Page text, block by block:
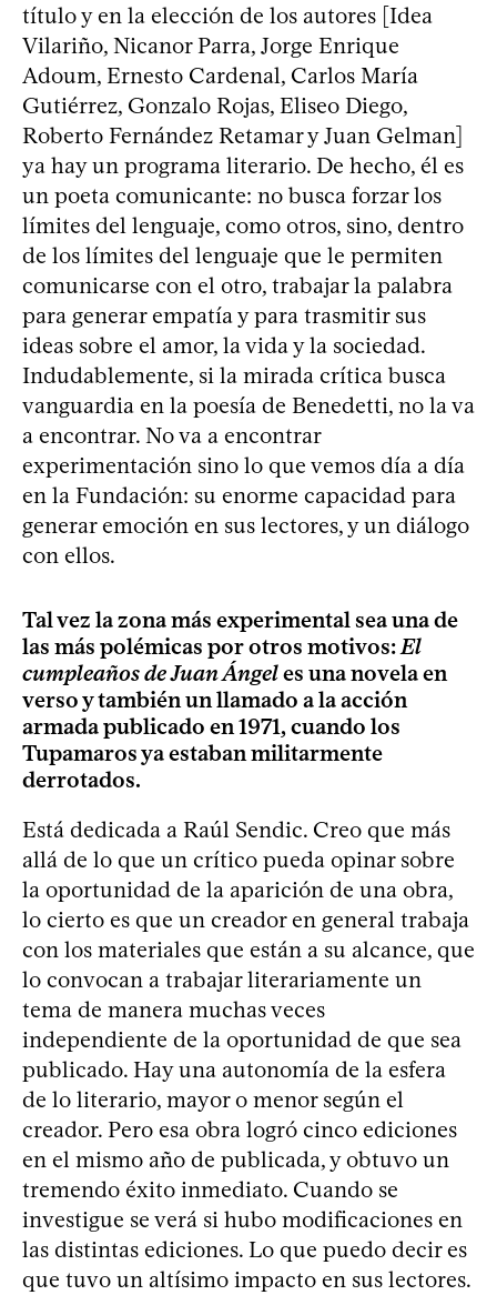
título y en la elección de los autores [Idea
Vilariño, Nicanor Parra, Jorge Enrique
Adoum, Ernesto Cardenal, Carlos María
Gutiérrez, Gonzalo Rojas, Eliseo Diego,
Roberto Fernández Retamar y Juan Gelman]
ya hay un programa literario. De hecho, él es
un poeta comunicante: no busca forzar los
límites del lenguaje, como otros, sino, dentro
de los límites del lenguaje que le permiten
comunicarse con el otro, trabajar la palabra
para generar empatía y para trasmitir sus
ideas sobre el amor, la vida y la sociedad.
Indudablemente, si la mirada crítica busca
vanguardia en la poesía de Benedetti, no la va
a encontrar. No va a encontrar
experimentación sino lo que vemos día a día
en la Fundación: su enorme capacidad para
generar emoción en sus lectores, y un diálogo
con ellos.
Tal vez la zona más experimental sea una de
las más polémicas por otros motivos: El
cumpleaños de Juan Ángeles una novela en
verso y también un llamado a la acción
armada publicado en 1971, cuando los
Tupamaros ya estaban militarmente
derrotados.
Está dedicada a Raúl Sendic. Creo que más
allá de lo que un crítico pueda opinar sobre
la oportunidad de la aparición de una obra,
lo cierto es que un creador en general trabaja
con los materiales que están a su alcance, que
lo convocan a trabajar literariamente un
tema de manera muchas veces
independiente de la oportunidad de que sea
publicado. Hay una autonomía de la esfera
de lo literario, mayor o menor según el
creador. Pero esa obra logró cinco ediciones
en el mismo año de publicada, y obtuvo un
tremendo éxito inmediato. Cuando se
investigue se verá si hubo modificaciones en
las distintas ediciones. Lo que puedo decir es
que tuvo un altísimo impacto en sus lectores.